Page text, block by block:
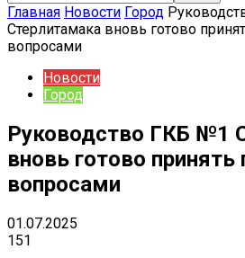
Главная Новости Город
Стерлитамака вновь готово
вопросами
Новости
Город
Руководство ГКБ №1
вновь готово принять
вопросами
01.07.2025
151